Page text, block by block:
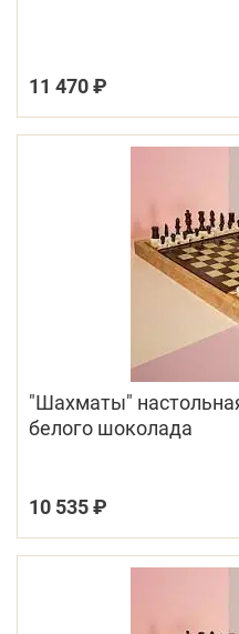
11 470 ₽
"Шахматы"
белого шоколада
10 535 ₽